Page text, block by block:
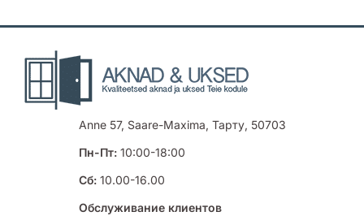
Anne 57, Saare-Maxima, Тарту, 50703
Пн-Пт:10:00-18:00
Сб:10.00-16.00
Обслуживание клиентов